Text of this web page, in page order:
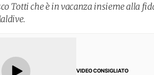
Totti che è in vacanza insieme alla
VIDEO CONSIGLIATO